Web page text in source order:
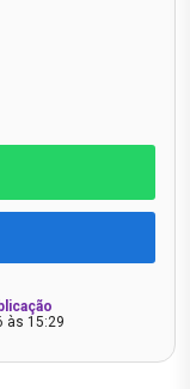
às 15:29